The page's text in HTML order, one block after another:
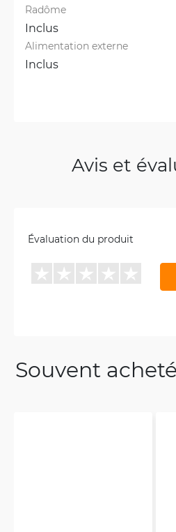
Radôme
Inclus
Alimentation externe
Inclus
Avis et
Évaluation du produit
Souvent